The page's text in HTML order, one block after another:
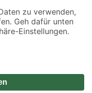
Angebote sind unter
Verfügbarkeiten beziehen
mit Speditionsversand, hier